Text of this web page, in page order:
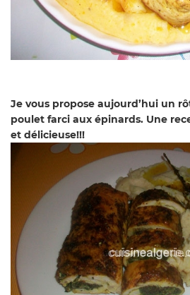
Je vous propose aujourd’hui un
poulet farci aux épinards. Une
et délicieuse!!!